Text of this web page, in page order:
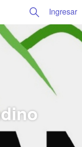
Ingresar